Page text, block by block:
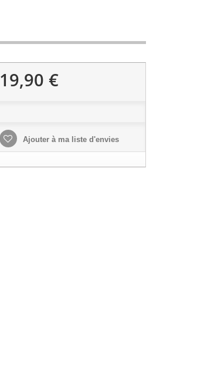
19,90 €
Ajouter à ma liste d'envies